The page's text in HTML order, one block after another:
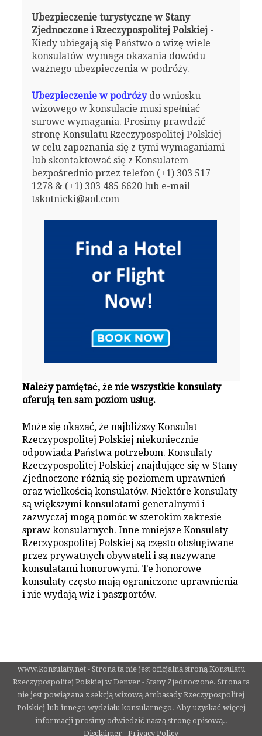
Ubezpieczenie turystyczne w Stany
Zjednoczone i Rzeczypospolitej Polskiej-
Kiedy ubiegają się Państwo o wizę wiele
konsulatów wymaga okazania dowódu
ważnego ubezpieczenia w podróży.
Ubezpieczenie w podróżydo wniosku
wizowego w konsulacie musi spełniać
surowe wymagania. Prosimy prawdzić
stronę Konsulatu Rzeczypospolitej Polskiej
w celu zapoznania się z tymi wymaganiami
lub skontaktować się z Konsulatem
bezpośrednio przez telefon (+1) 303 517
1278 & (+1) 303 485 6620 lub e-mail
tskotnicki@aol.com
Należy pamiętać, że nie wszystkie konsulaty
oferują ten sam poziom usług.
Może się okazać, że najbliższy Konsulat
Rzeczypospolitej Polskiej niekoniecznie
odpowiada Państwa potrzebom. Konsulaty
Rzeczypospolitej Polskiej znajdujące się w Stany
Zjednoczone różnią się poziomem uprawnień
oraz wielkością konsulatów. Niektóre konsulaty
są większymi konsulatami generalnymi i
zazwyczaj mogą pomóc w szerokim zakresie
spraw konsularnych. Inne mniejsze Konsulaty
Rzeczypospolitej Polskiej są często obsługiwane
przez prywatnych obywateli i są nazywane
konsulatami honorowymi. Te honorowe
konsulaty często mają ograniczone uprawnienia
i nie wydają wiz i paszportów.
www.konsulaty.net - Strona ta nie jest oficjalną stroną Konsulatu
Rzeczypospolitej Polskiej w Denver - Stany Zjednoczone. Strona ta
nie jest powiązana z sekcją wizową Ambasady Rzeczypospolitej
Polskiej lub innego wydziału konsularnego. Aby uzyskać więcej
informacji prosimy odwiedzić naszą stronę opisową..
Disclaimer - Privacy Policy